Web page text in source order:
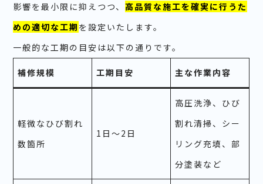
影響を最小限に抑えつつ、高品質な施工を確実に行うた
めの適切な工期 を設定いたします。
一般的な工期の目安は以下の通りです。
補修規模 工期目安 主な作業内容
軽微なひび割れ
数箇所
1日～2日
高圧洗浄、ひび
割れ清掃、シー
リング充填、部
分塗装など